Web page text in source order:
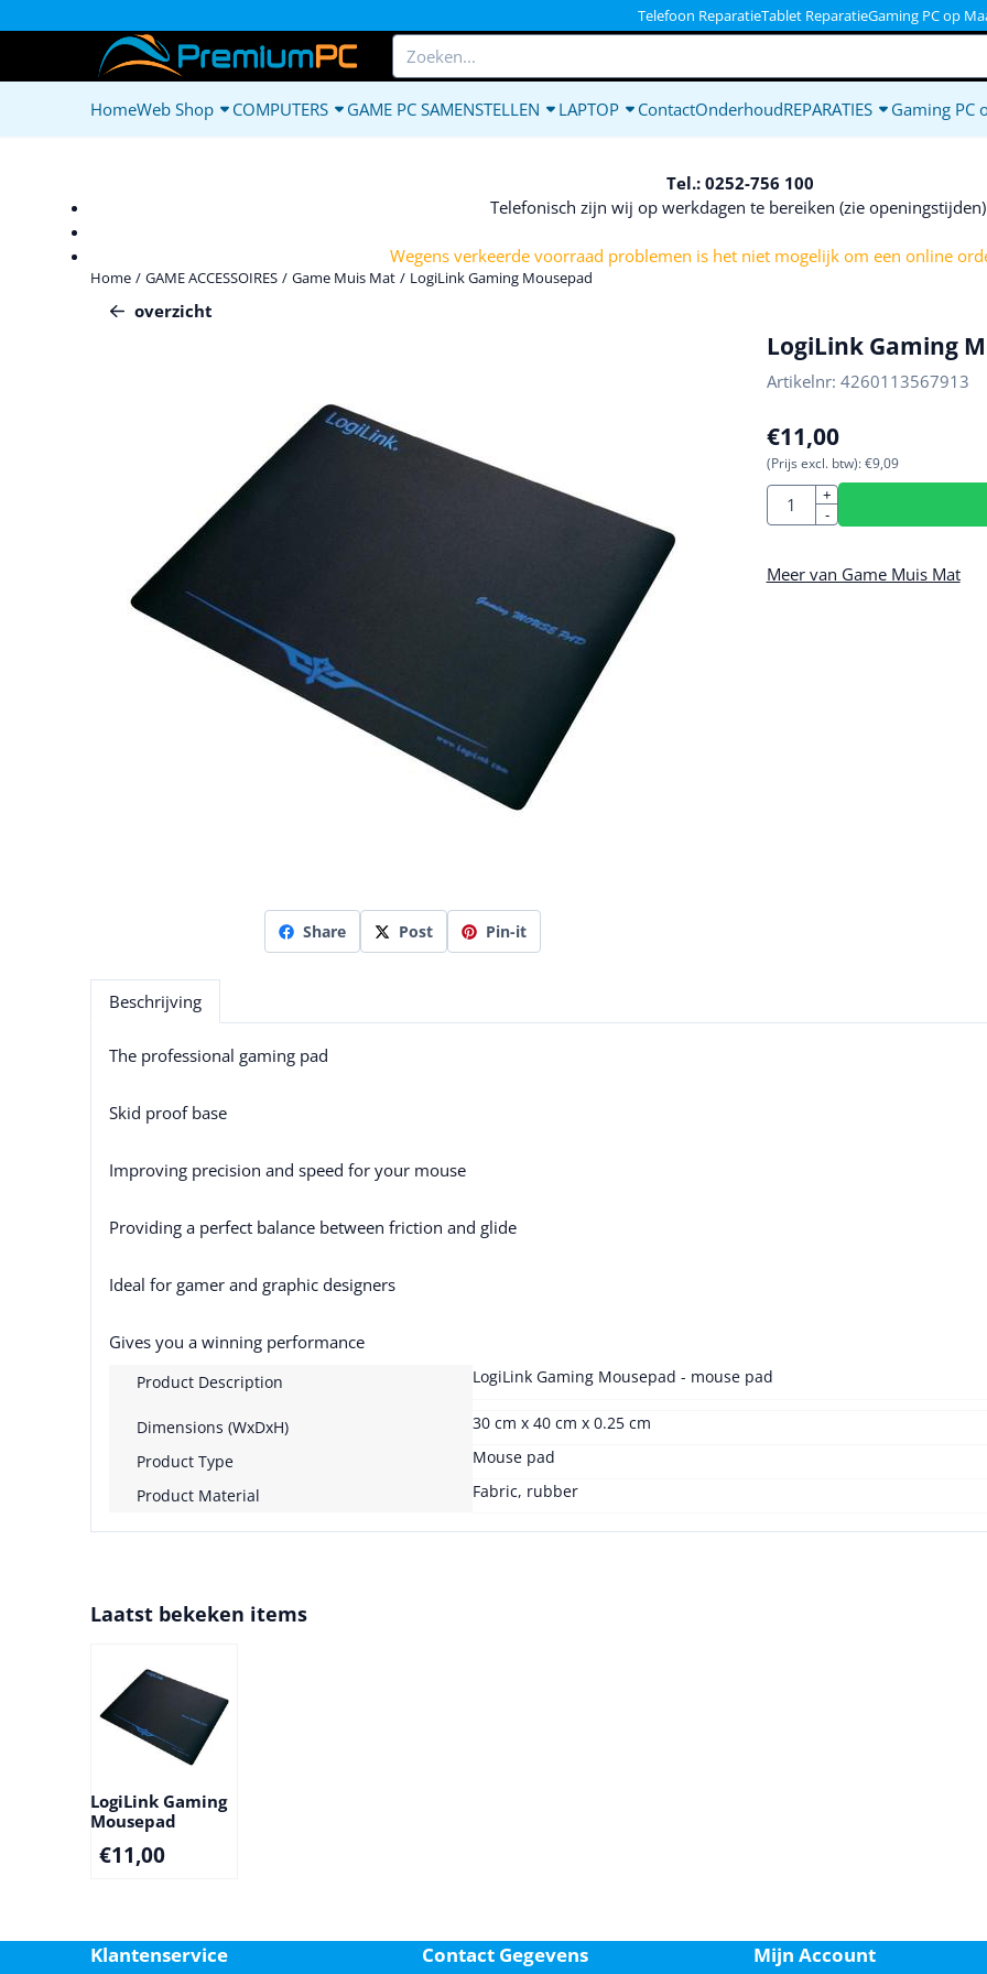
Telefoon ReparatieTablet ReparatieGaming PC op
Zoeken
HomeWeb Shop COMPUTERS GAME PC SAMENSTELLEN LAPTOP ContactOnderhoudREPARATIES Gaming
Tel.: 0252-756 100
Telefonisch zijn wij op werkdagen te bereiken (zie
Wegens verkeerde voorraad problemen is het niet mogelijk om een online
Home / GAME ACCESSOIRES / Game Muis Mat / LogiLink Gaming Mousepad
overzicht
Share Post Pin-it
LogiLink Gaming
Artikelnr: 4260113567913
€11,00
(Prijs excl. btw): €9,09
Aantal
+
-
Meer van Game Muis Mat
Beschrijving
The professional gaming pad
Skid proof base
Improving precision and speed for your mouse
Providing a perfect balance between friction and glide
Ideal for gamer and graphic designers
Gives you a winning performance
Product Description LogiLink Gaming Mousepad - mouse pad
Dimensions (WxDxH)
30 cm x 40 cm x 0.25 cm
Product Type
Mouse pad
Product Material
Fabric, rubber
Laatst bekeken items
LogiLink Gaming
Mousepad
€11,00
Klantenservice Contact Gegevens Mijn Account